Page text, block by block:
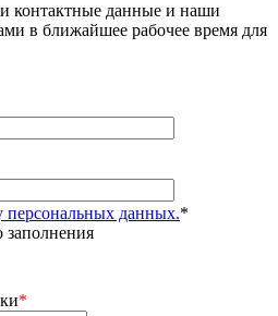
контактные данные и наши
в ближайшее рабочее время для
персональных данных.*
заполнения
*